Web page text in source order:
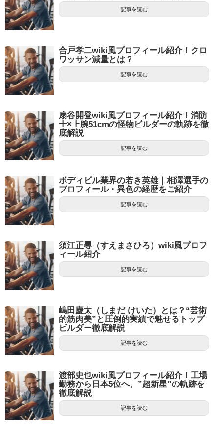
記事を読む
合戸孝二wiki風プロフィール紹介！クロ
ワッサン減量とは？
記事を読む
扇谷開登wiki風プロフィール紹介！消防
士×上腕51cmの怪物ビルダーの軌跡を徹
底解説
記事を読む
ボディビル業界の若き英雄｜相澤選手の
プロフィール・異色の経歴をご紹介
記事を読む
須江正尋（すえまさひろ）wiki風プロフ
ィール紹介
記事を読む
嶋田慶太（しまだ けいた）とは？“芸術
的筋肉美”と圧倒的実績で魅せるトップ
ビルダー徹底解説
記事を読む
渡部史也wiki風プロフィール紹介！工場
勤務から日本5位へ、”超新星”の軌跡を
徹底解説
記事を読む